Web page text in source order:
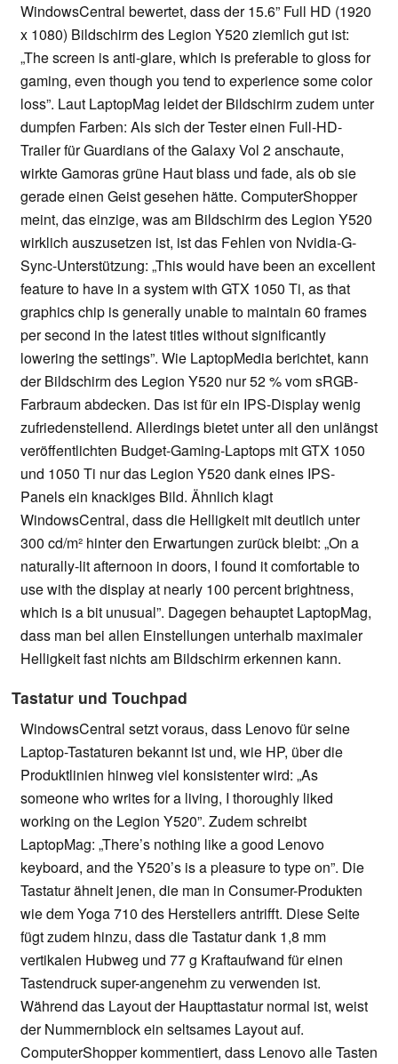
WindowsCentral bewertet, dass der 15.6” Full HD (1920
x 1080) Bildschirm des Legion Y520 ziemlich gut ist:
„The screen is anti-glare, which is preferable to gloss for
gaming, even though you tend to experience some color
loss”. Laut LaptopMag leidet der Bildschirm zudem unter
dumpfen Farben: Als sich der Tester einen Full-HD-
Trailer für Guardians of the Galaxy Vol 2 anschaute,
wirkte Gamoras grüne Haut blass und fade, als ob sie
gerade einen Geist gesehen hätte. ComputerShopper
meint, das einzige, was am Bildschirm des Legion Y520
wirklich auszusetzen ist, ist das Fehlen von Nvidia-G-
Sync-Unterstützung: „This would have been an excellent
feature to have in a system with GTX 1050 Ti, as that
graphics chip is generally unable to maintain 60 frames
per second in the latest titles without significantly
lowering the settings”. Wie LaptopMedia berichtet, kann
der Bildschirm des Legion Y520 nur 52 % vom sRGB-
Farbraum abdecken. Das ist für ein IPS-Display wenig
zufriedenstellend. Allerdings bietet unter all den unlängst
veröffentlichten Budget-Gaming-Laptops mit GTX 1050
und 1050 Ti nur das Legion Y520 dank eines IPS-
Panels ein knackiges Bild. Ähnlich klagt
WindowsCentral, dass die Helligkeit mit deutlich unter
300 cd/m² hinter den Erwartungen zurück bleibt: „On a
naturally-lit afternoon in doors, I found it comfortable to
use with the display at nearly 100 percent brightness,
which is a bit unusual”. Dagegen behauptet LaptopMag,
dass man bei allen Einstellungen unterhalb maximaler
Helligkeit fast nichts am Bildschirm erkennen kann.
Tastatur und Touchpad
WindowsCentral setzt voraus, dass Lenovo für seine
Laptop-Tastaturen bekannt ist und, wie HP, über die
Produktlinien hinweg viel konsistenter wird: „As
someone who writes for a living, I thoroughly liked
working on the Legion Y520”. Zudem schreibt
LaptopMag: „There’s nothing like a good Lenovo
keyboard, and the Y520’s is a pleasure to type on”. Die
Tastatur ähnelt jenen, die man in Consumer-Produkten
wie dem Yoga 710 des Herstellers antrifft. Diese Seite
fügt zudem hinzu, dass die Tastatur dank 1,8 mm
vertikalen Hubweg und 77 g Kraftaufwand für einen
Tastendruck super-angenehm zu verwenden ist.
Während das Layout der Haupttastatur normal ist, weist
der Nummernblock ein seltsames Layout auf.
ComputerShopper kommentiert, dass Lenovo alle Tasten